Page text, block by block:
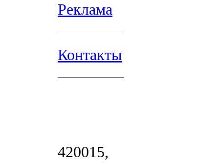
Реклама
Контакты
420015,